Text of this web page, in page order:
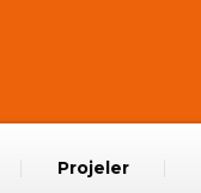
Projeler